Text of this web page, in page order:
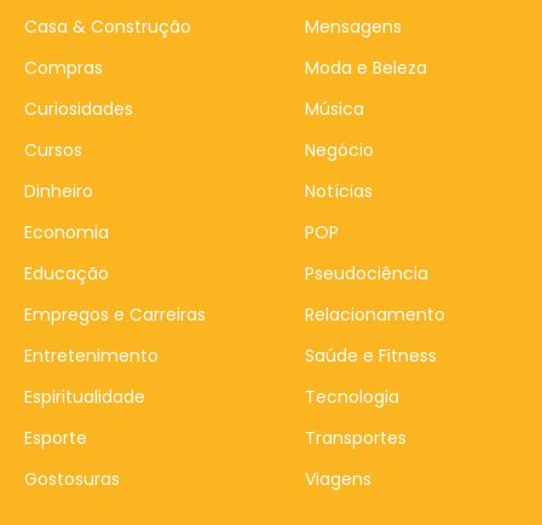
Casa & Construção
Compras
Curiosidades
Cursos
Dinheiro
Economia
Educação
Empregos e Carreiras
Entretenimento
Espiritualidade
Esporte
Gostosuras
Mensagens
Moda e Beleza
Música
Negócio
Notícias
POP
Pseudociência
Relacionamento
Saúde e Fitness
Tecnologia
Transportes
Viagens